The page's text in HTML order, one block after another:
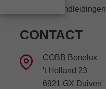
COBB handleidingen
CONTACT
COBB Benelux
't Holland 23
6921 GX Duiven